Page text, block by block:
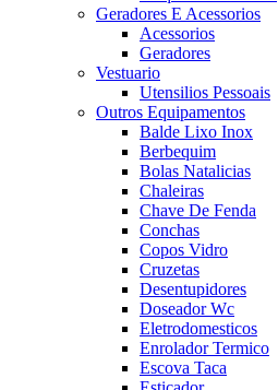
Geradores E Acessorios
Acessorios
Geradores
Vestuario
Utensilios Pessoais
Outros Equipamentos
Balde Lixo Inox
Berbequim
Bolas Natalicias
Chaleiras
Chave De Fenda
Conchas
Copos Vidro
Cruzetas
Desentupidores
Doseador Wc
Eletrodomesticos
Enrolador Termico
Escova Taca